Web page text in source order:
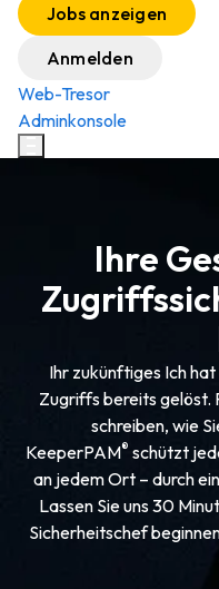
Jobs anzeigen
Anmelden
Web-Tresor
Adminkonsole
Ihre
Ihr zukünftiges Ich
Zugriffs bereits gelöst.
schreiben, wie
KeeperPAM® schützt
an jedem Ort – durch
Lassen Sie uns 30
Sicherheitschef